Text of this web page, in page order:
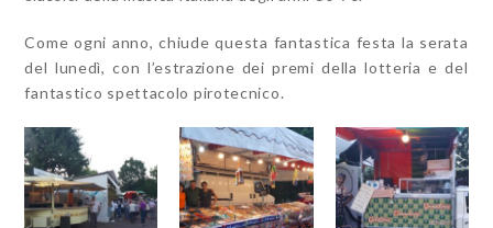
Come ogni anno, chiude questa fantastica festa la serata
del lunedì, con l’estrazione dei premi della lotteria e del
fantastico spettacolo pirotecnico.